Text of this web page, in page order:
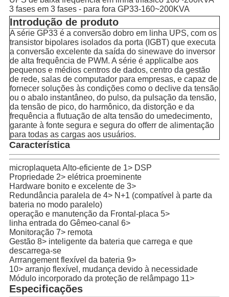
3 fases em 3 fases - para fora GP33-160~200KVA
Introdução de produto
A série GP33 é a conversão dobro em linha UPS, com os
transistor bipolares isolados da porta (IGBT) que executa
a conversão excelente da saída do sinewave do inversor
de alta frequência de PWM. A série é applicalbe aos
pequenos e médios centros de dados, centro da gestão
de rede, salas de computador para empresas, e capaz de
fornecer soluções às condições como o declive da tensão
ou o abalo instantâneo, do pulso, da pulsação da tensão,
da tensão de pico, do harmônico, da distorção e da
frequência a flutuação de alta tensão do umedecimento,
garante à fonte segura e segura do offerr de alimentação
para todas as cargas aos usuários.
Característica
microplaqueta Alto-eficiente de 1> DSP
Propriedade 2> elétrica proeminente
Hardware bonito e excelente de 3>
Redundância paralela de 4> N+1 (compatível à parte da
bateria no modo paralelo)
operação e manutenção da Frontal-placa 5>
linha entrada do Gêmeo-canal 6>
Monitoração 7> remota
Gestão 8> inteligente da bateria que carrega e que
descarrega-se
Arrrangement flexível da bateria 9>
10> arranjo flexível, mudança devido à necessidade
Módulo incorporado da proteção de relâmpago 11>
Especificações